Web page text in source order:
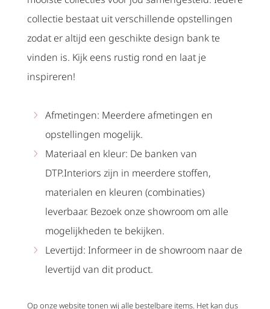
collectie bestaat uit verschillende opstellingen
zodat er altijd een geschikte design bank te
vinden is. Kijk eens rustig rond en laat je
inspireren!
Afmetingen: Meerdere afmetingen en
opstellingen mogelijk.
Materiaal en kleur: De banken van
DTP.Interiors zijn in meerdere stoffen,
materialen en kleuren (combinaties)
leverbaar. Bezoek onze showroom om alle
mogelijkheden te bekijken.
Levertijd: Informeer in de showroom naar de
levertijd van dit product.
Op onze website tonen wij alle bestelbare items. Het kan dus